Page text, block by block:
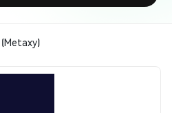
(Metaxy)